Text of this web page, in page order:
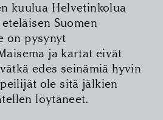
kuulua Helvetinkolua
Suomen
on pysynyt
ja kartat eivät
edes seinämiä hyvin
ole sitä jälkien
löytäneet.